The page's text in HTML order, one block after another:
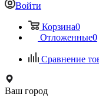
Войти
Корзина0
Отложенные0
Сравнение
Ваш город